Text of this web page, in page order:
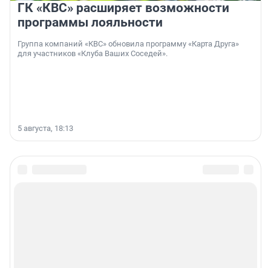
ГК «КВС» расширяет возможности
программы лояльности
Группа компаний «КВС» обновила программу «Карта Друга»
для участников «Клуба Ваших Соседей».
5 августа, 18:13